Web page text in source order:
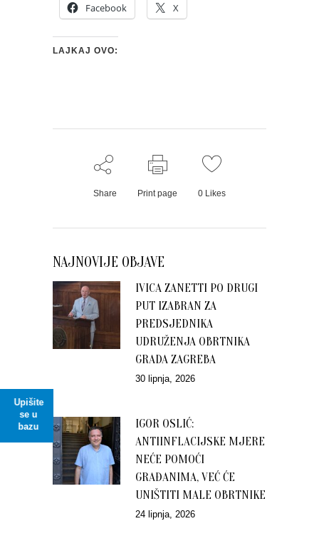
Upišite
se u
bazu
Facebook X
LAJKAJ OVO:
Share Print page 0 Likes
NAJNOVIJE OBJAVE
IVICA ZANETTI PO DRUGI
PUT IZABRAN ZA
PREDSJEDNIKA
UDRUŽENJA OBRTNIKA
GRADA ZAGREBA
30 lipnja, 2026
IGOR OSLIĆ:
ANTIINFLACIJSKE MJERE
NEĆE POMOĆI
GRAĐANIMA, VEĆ ĆE
UNIŠTITI MALE OBRTNIKE
24 lipnja, 2026